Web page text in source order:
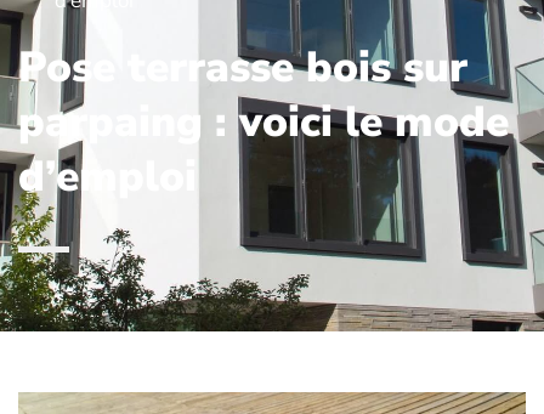
Pose terrasse bois sur
parpaing : voici le mode
d’emploi